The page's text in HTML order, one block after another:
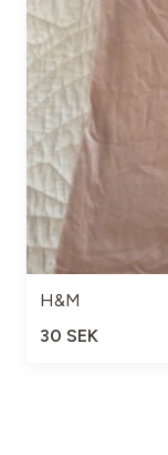
H&M
30 SEK